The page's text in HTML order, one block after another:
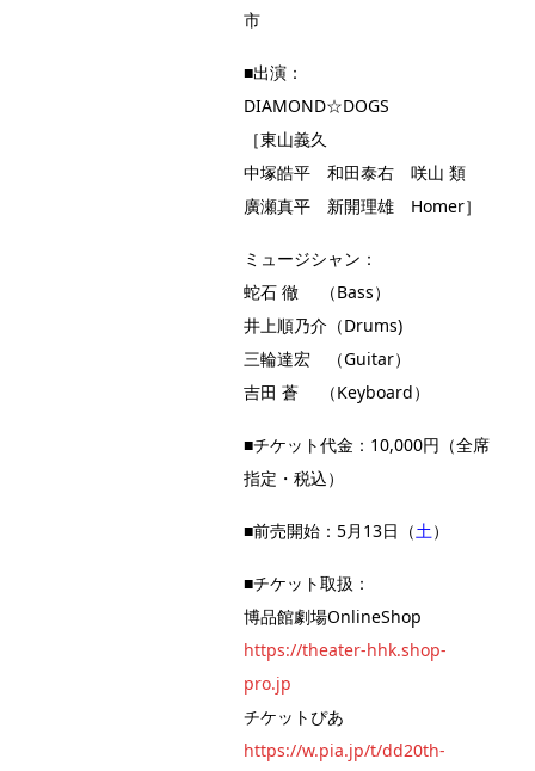
市
■出演：
DIAMOND☆DOGS
［東山義久
中塚皓平 和田泰右 咲山 類
廣瀬真平 新開理雄 Homer］
ミュージシャン：
蛇石 徹 （Bass）
井上順乃介（Drums)
三輪達宏 （Guitar）
吉田 蒼 （Keyboard）
■チケット代金：10,000円（全席
指定・税込）
■前売開始：5月13日（土）
■チケット取扱：
博品館劇場OnlineShop
https://theater-hhk.shop-
pro.jp
チケットぴあ
https://w.pia.jp/t/dd20th-